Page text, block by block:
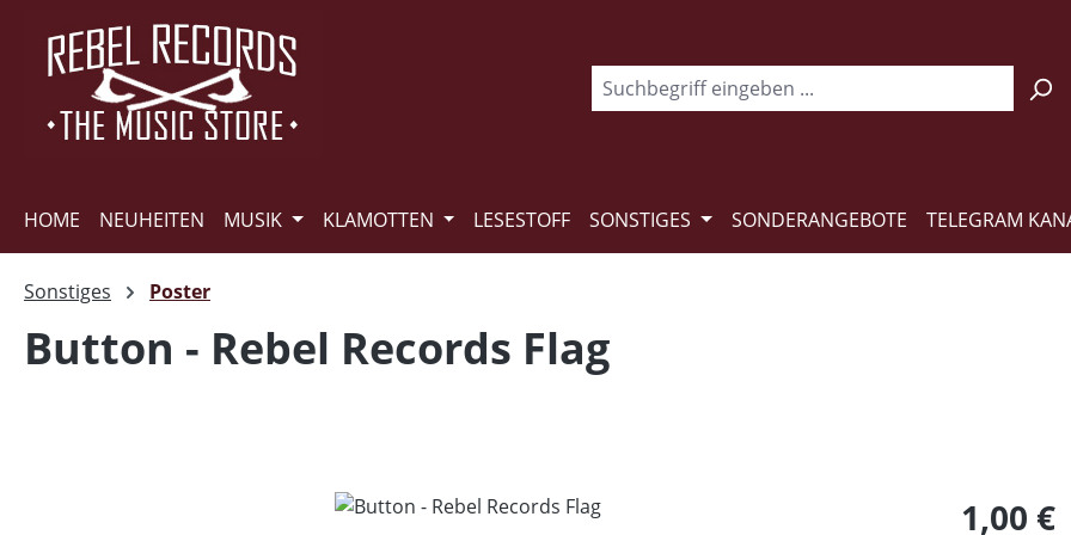
Hauptinhalt springen
Zur Suche springen
Zur Hauptnavigation springen
HOME NEUHEITEN MUSIK KLAMOTTEN LESESTOFF SONSTIGES SONDERANGEBOTE TELEGRAM
Sonstiges Poster
Button - Rebel Records Flag
Regulärer
1,00 €